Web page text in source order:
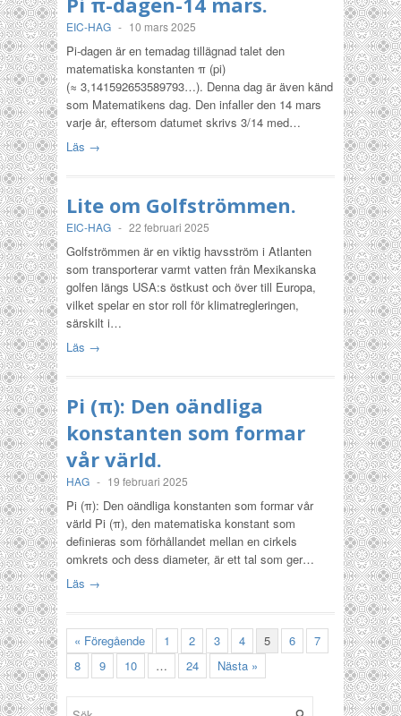
EIC-HAG - 10 mars 2025
Pi-dagen är en temadag tillägnad talet den
matematiska konstanten π (pi)
(≈ 3,141592653589793…). Denna dag är även känd
som Matematikens dag. Den infaller den 14 mars
varje år, eftersom datumet skrivs 3/14 med…
Läs →
Lite om Golfströmmen.
EIC-HAG - 22 februari 2025
Golfströmmen är en viktig havsström i Atlanten
som transporterar varmt vatten från Mexikanska
golfen längs USA:s östkust och över till Europa,
vilket spelar en stor roll för klimatregleringen,
särskilt i…
Läs →
Pi (π): Den oändliga
konstanten som formar
vår värld.
HAG - 19 februari 2025
Pi (π): Den oändliga konstanten som formar vår
värld Pi (π), den matematiska konstant som
definieras som förhållandet mellan en cirkels
omkrets och dess diameter, är ett tal som ger…
Läs →
« Föregående 1 2 3 4 5 6
7
8
9 10 … 24 Nästa »